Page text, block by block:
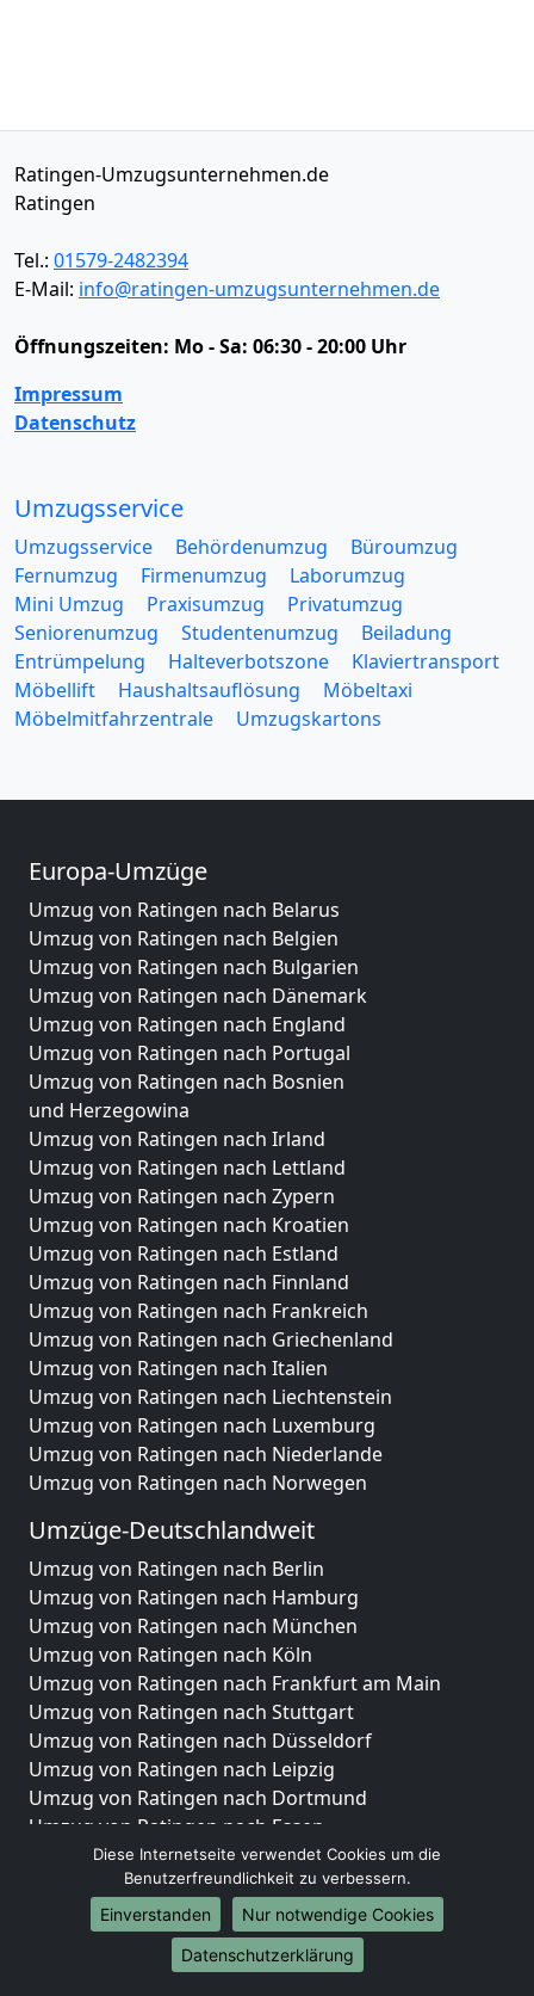
Ratingen-Umzugsunternehmen.de
Ratingen
Tel.: 01579-2482394
E-Mail: info@ratingen-umzugsunternehmen.de
Öffnungszeiten: Mo - Sa: 06:30 - 20:00 Uhr
Impressum
Datenschutz
Umzugsservice
Umzugsservice Behördenumzug
Büroumzug
Fernumzug
Firmenumzug
Laborumzug
Mini Umzug
Praxisumzug
Privatumzug
Seniorenumzug
Studentenumzug
Beiladung
Entrümpelung
Halteverbotszone
Klaviertransport
Möbellift
Haushaltsauflösung
Möbeltaxi
Möbelmitfahrzentrale
Umzugskartons
Europa-Umzüge
Umzug von Ratingen nach Belarus
Umzug von Ratingen nach Belgien
Umzug von Ratingen nach Bulgarien
Umzug von Ratingen nach Dänemark
Umzug von Ratingen nach England
Umzug von Ratingen nach Portugal
Umzug von Ratingen nach Bosnien
und Herzegowina
Umzug von Ratingen nach Irland
Umzug von Ratingen nach Lettland
Umzug von Ratingen nach Zypern
Umzug von Ratingen nach Kroatien
Umzug von Ratingen nach Estland
Umzug von Ratingen nach Finnland
Umzug von Ratingen nach Frankreich
Umzug von Ratingen nach Griechenland
Umzug von Ratingen nach Italien
Umzug von Ratingen nach Liechtenstein
Umzug von Ratingen nach Luxemburg
Umzug von Ratingen nach Niederlande
Umzug von Ratingen nach Norwegen
Umzüge-Deutschlandweit
Umzug von Ratingen nach Berlin
Umzug von Ratingen nach Hamburg
Umzug von Ratingen nach München
Umzug von Ratingen nach Köln
Umzug von Ratingen nach Frankfurt am Main
Umzug von Ratingen nach Stuttgart
Umzug von Ratingen nach Düsseldorf
Umzug von Ratingen nach Leipzig
Umzug von Ratingen nach Dortmund
Umzug von Ratingen nach Essen
Umzug von Ratingen nach Bremen
Umzug von Ratingen nach Dresden
Umzug von Ratingen nach Hannover
Umzug von Ratingen nach Nürnberg
Umzug von Ratingen nach Duisburg
Diese Internetseite verwendet Cookies um die
Benutzerfreundlichkeit zu verbessern.
Einverstanden
Nur notwendige Cookies
Datenschutzerklärung